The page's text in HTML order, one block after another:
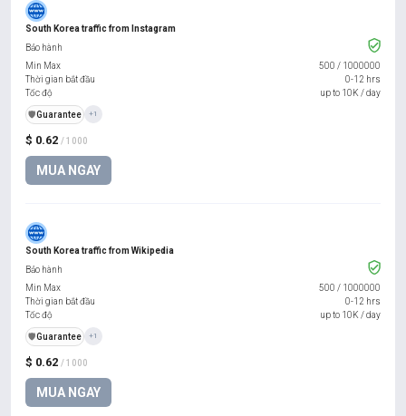
South Korea traffic from Instagram
$ 0.62 / 1000
MUA NGAY
Bảo hành
Min Max
500 / 1000000
Thời gian bắt đầu
0-12 hrs
Tốc độ
up to 10K / day
️🛡️Guarantee +1
South Korea traffic from Wikipedia
$ 0.62 / 1000
MUA NGAY
Bảo hành
Min Max
500 / 1000000
Thời gian bắt đầu
0-12 hrs
Tốc độ
up to 10K / day
️🛡️Guarantee +1